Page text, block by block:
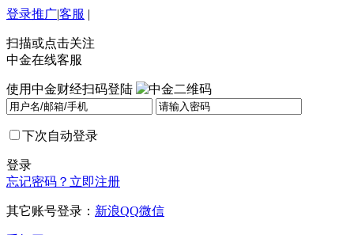
登录推广|客服 |
扫描或点击关注
中金在线客服
使用中金财经扫码登陆
下次自动登录
登录
忘记密码？ 立即注册
其它账号登录： 新浪QQ微信